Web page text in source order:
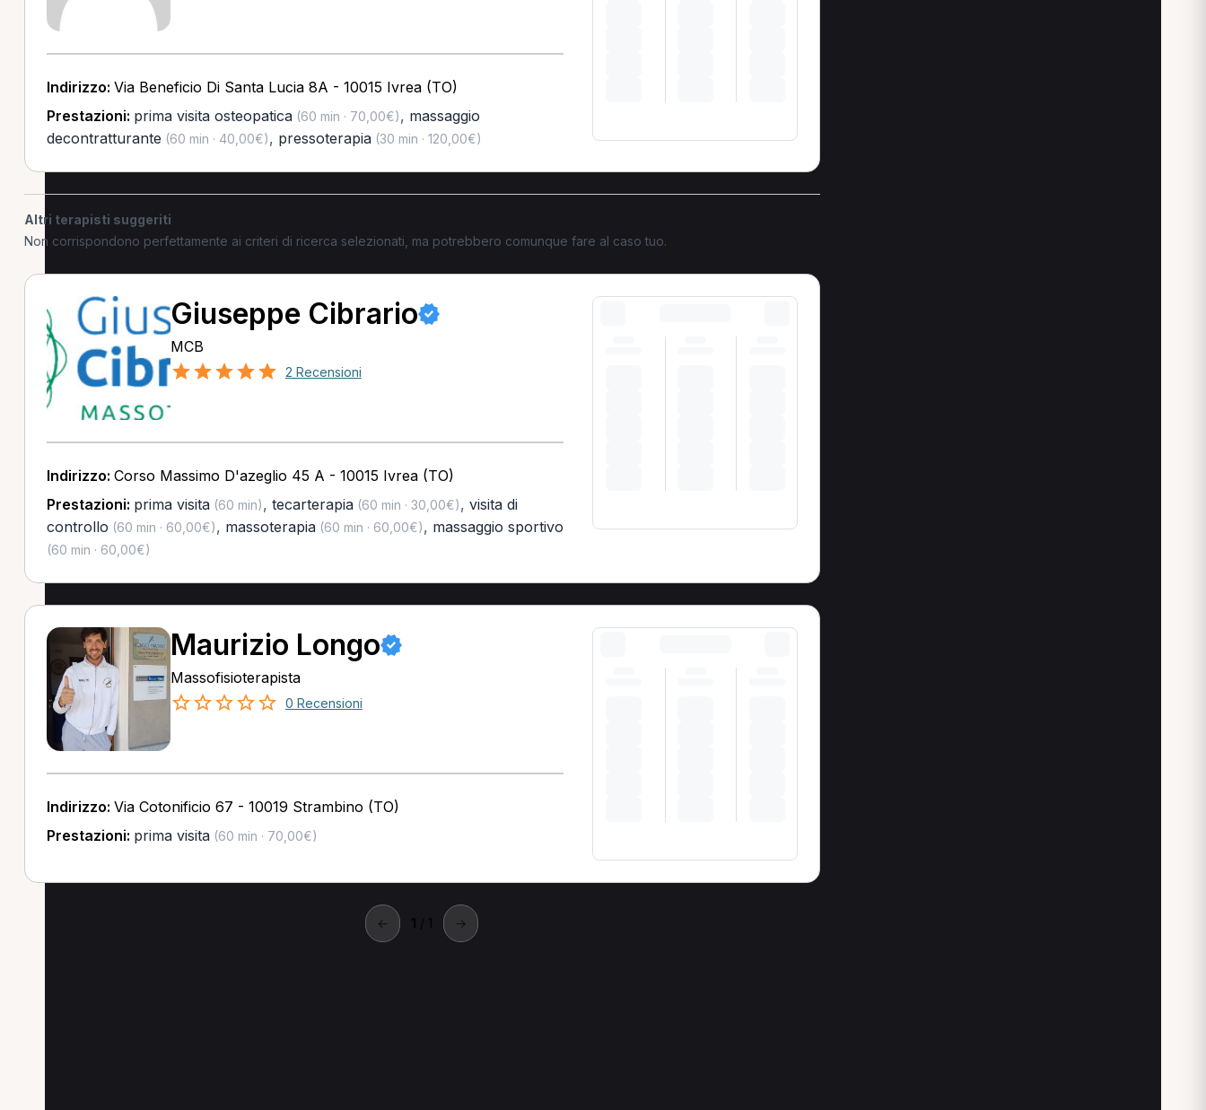
Indirizzo: Via Beneficio Di Santa Lucia 8A - 10015 Ivrea (TO)
Prestazioni: prima visita osteopatica(60 min · 70,00€), massaggio
decontratturante (60 min · 40,00€), pressoterapia(30 min · 120,00€)
Altri terapisti suggeriti
Non corrispondono perfettamente ai criteri di ricerca selezionati, ma potrebbero comunque fare al caso tuo.
Giuseppe Cibrario
MCB
2 Recensioni
Indirizzo: Corso Massimo D'azeglio 45 A - 10015 Ivrea (TO)
Prestazioni: prima visita(60 min), tecarterapia(60 min · 30,00€), visita di
controllo (60 min · 60,00€), massoterapia(60 min · 60,00€), massaggio sportivo
(60 min · 60,00€)
Maurizio Longo
Massofisioterapista
0 Recensioni
Indirizzo: Via Cotonificio 67 - 10019 Strambino (TO)
Prestazioni: prima visita(60 min · 70,00€)
← 1 / 1 →